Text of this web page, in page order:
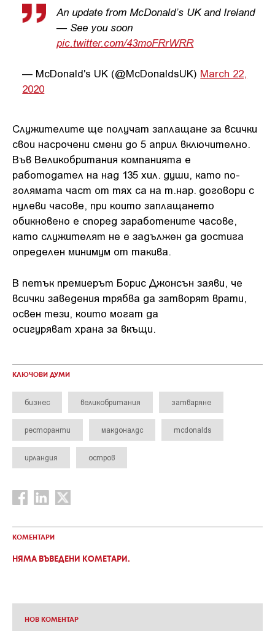
An update from McDonald’s UK and Ireland
— See you soon
pic.twitter.com/43moFRrWRR
— McDonald's UK (@McDonaldsUK) March 22,
2020
Служителите ще получат заплащане за всички
свои насрочени смени до 5 април включително.
Във Великобритания компанията е
работодател на над 135 хил. души, като по-
голямата част от тях са на т.нар. договори с
нулеви часове, при които заплащането
обикновено е според заработените часове,
като служителят не е задължен да достига
определен минимум от такива.
В петък премиерът Борис Джонсън заяви, че
всички заведения трябва да затворят врати,
освен тези, които могат да
осигуряват храна за вкъщи.
КЛЮЧОВИ ДУМИ
бизнес великобритания затваряне
ресторанти макдоналдс mcdonalds
ирландия остров
КОМЕНТАРИ
НЯМА ВЪВЕДЕНИ КОМЕТАРИ.
НОВ КОМЕНТАР